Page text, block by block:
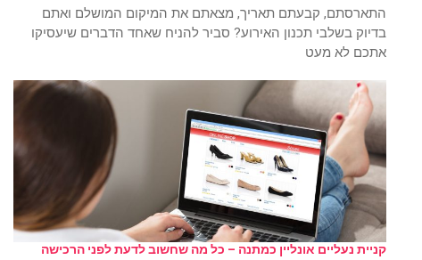
התארסתם, קבעתם תאריך, מצאתם את המיקום המושלם ואתם
בדיוק בשלבי תכנון האירוע? סביר להניח שאחד הדברים שיעסיקו
אתכם לא מעט
קניית נעליים אונליין כמתנה – כל מה שחשוב לדעת לפני הרכישה